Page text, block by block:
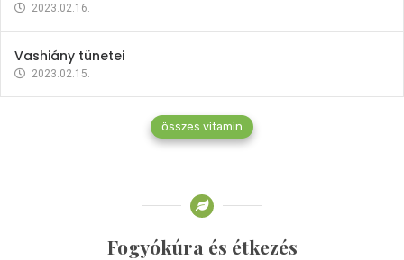
2023.02.16.
Vashiány tünetei
2023.02.15.
összes vitamin
Fogyókúra és étkezés